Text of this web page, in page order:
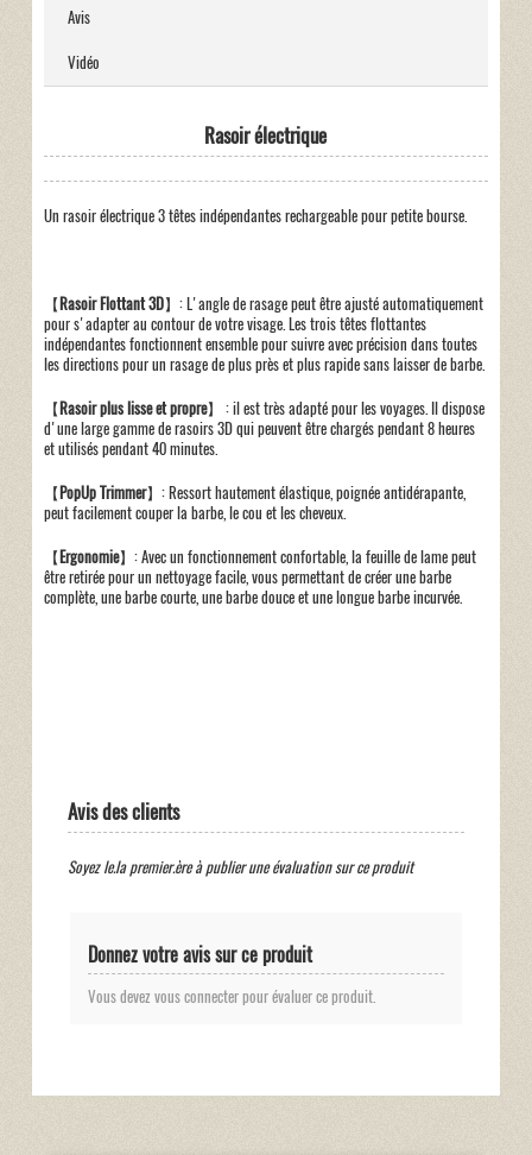
Avis
Vidéo
Rasoir électrique
Un rasoir électrique 3 têtes indépendantes rechargeable pour petite bourse.
【Rasoir Flottant 3D】: L'angle de rasage peut être ajusté automatiquement
pour s'adapter au contour de votre visage. Les trois têtes flottantes
indépendantes fonctionnent ensemble pour suivre avec précision dans toutes
les directions pour un rasage de plus près et plus rapide sans laisser de barbe.
【Rasoir plus lisse et propre】 : il est très adapté pour les voyages. Il dispose
d'une large gamme de rasoirs 3D qui peuvent être chargés pendant 8 heures
et utilisés pendant 40 minutes.
【PopUp Trimmer】: Ressort hautement élastique, poignée antidérapante,
peut facilement couper la barbe, le cou et les cheveux.
【Ergonomie】: Avec un fonctionnement confortable, la feuille de lame peut
être retirée pour un nettoyage facile, vous permettant de créer une barbe
complète, une barbe courte, une barbe douce et une longue barbe incurvée.
Avis des clients
Soyez le.la premier.ère à publier une évaluation sur ce produit
Donnez votre avis sur ce produit
Vous devez vous connecter pour évaluer ce produit.